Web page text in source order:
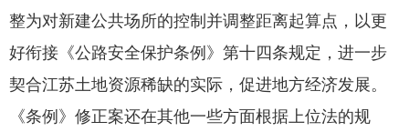
整为对新建公共场所的控制并调整距离起算点，以更
好衔接《公路安全保护条例》第十四条规定，进一步
契合江苏土地资源稀缺的实际，促进地方经济发展。
《条例》修正案还在其他一些方面根据上位法的规